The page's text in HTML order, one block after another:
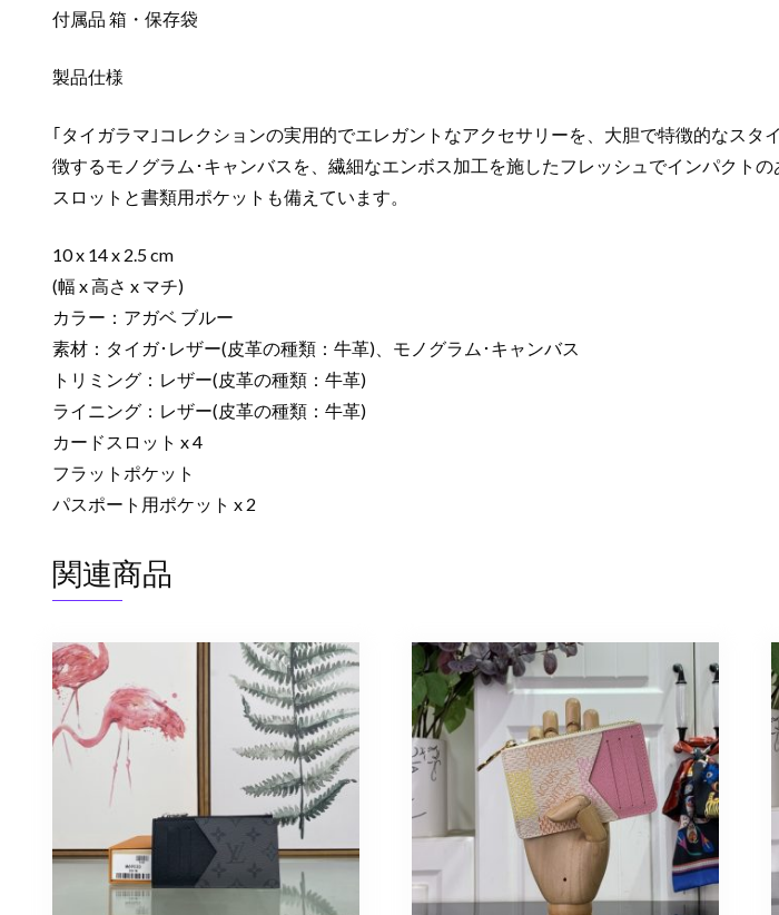
付属品 箱・保存袋
製品仕様
｢タイガラマ｣コレクションの実用的でエレガントなアクセサリーを、大胆で特徴的なス
徴するモノグラム･キャンバスを、繊細なエンボス加工を施したフレッシュでインパクト
スロットと書類用ポケットも備えています。
10 x 14 x 2.5 cm
(幅 x 高さ x マチ)
カラー：アガベ ブルー
素材：タイガ･レザー(皮革の種類：牛革)、モノグラム･キャンバス
トリミング：レザー(皮革の種類：牛革)
ライニング：レザー(皮革の種類：牛革)
カードスロット x 4
フラットポケット
パスポート用ポケット x 2
関連商品